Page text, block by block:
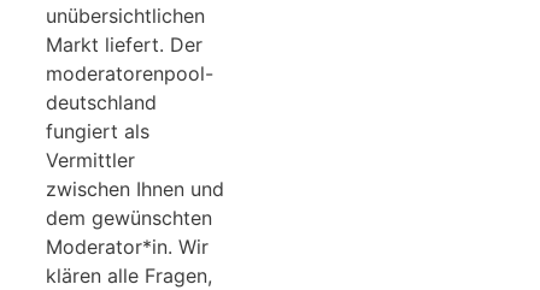
unübersichtlichen
Markt liefert. Der
moderatorenpool-
deutschland
fungiert als
Vermittler
zwischen Ihnen und
dem gewünschten
Moderator*in. Wir
klären alle Fragen,